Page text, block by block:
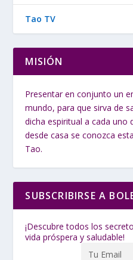
Tao TV
MISIÓN
Presentar en conjunto un
mundo, para que sirva de
dicha espiritual a cada uno
desde casa se conozca
Tao.
SUBSCRIBIRSE A
¡Descubre todos los
vida próspera y saludable!